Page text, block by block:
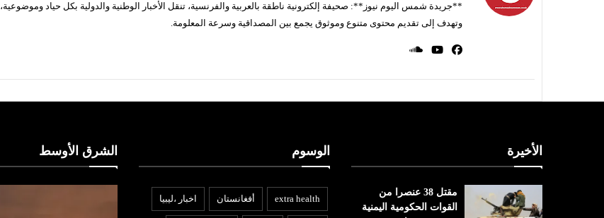
**جريدة شمس اليوم نيوز**: صحيفة إلكترونية ناطقة بالعربية والفرنسية، تنقل الأخبار الوطنية والدولية بكل حياد وموضوعية،
وتهدف إلى تقديم محتوى متنوع وموثوق يجمع بين المصداقية وسرعة المعلومة.
الأخيرة
مقتل 38 عنصرا من
القوات الحكومية اليمنية
الوسوم
extra health أفغانستان اخبار ،ليبيا
الشرق الأوسط